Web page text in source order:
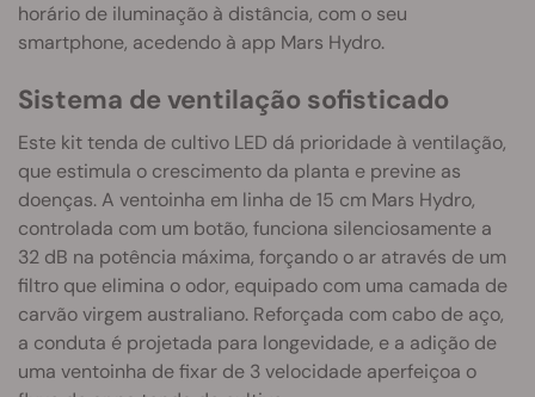
horário de iluminação à distância, com o seu
smartphone, acedendo à app Mars Hydro.
Sistema de ventilação sofisticado
Este kit tenda de cultivo LED dá prioridade à ventilação,
que estimula o crescimento da planta e previne as
doenças. A ventoinha em linha de 15 cm Mars Hydro,
controlada com um botão, funciona silenciosamente a
32 dB na potência máxima, forçando o ar através de um
filtro que elimina o odor, equipado com uma camada de
carvão virgem australiano. Reforçada com cabo de aço,
a conduta é projetada para longevidade, e a adição de
uma ventoinha de fixar de 3 velocidade aperfeiçoa o